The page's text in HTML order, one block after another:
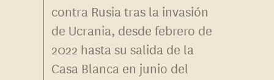
contra Rusia tras la invasión
de Ucrania, desde febrero de
2022 hasta su salida de la
Casa Blanca en junio del